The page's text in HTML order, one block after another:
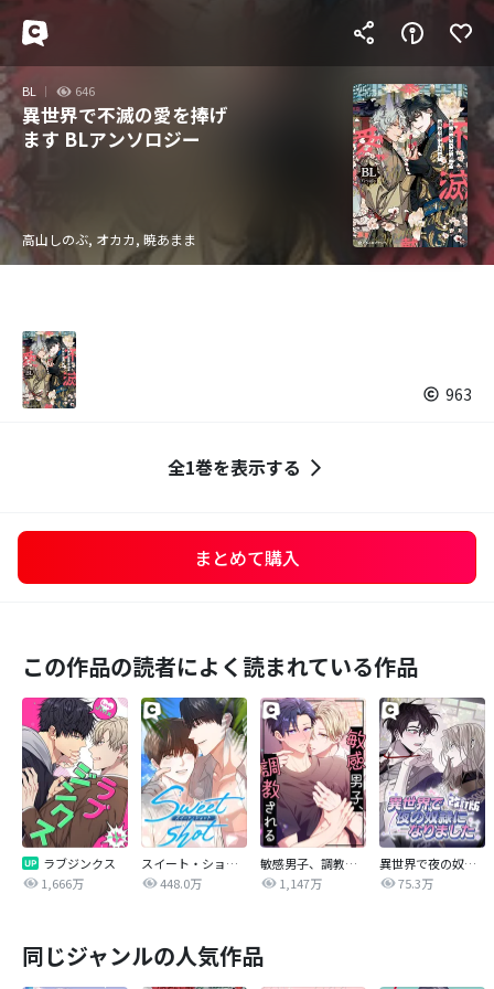
BL 646
異世界で不滅の愛を捧げ
ます BLアンソロジー
高山しのぶ, オカカ, 暁あまま
963
全1巻を表示する
まとめて購入
この作品の読者によく読まれている作品
ラブジンクス
1,666万
スイート・ショット
448.0万
敏感男子、調教される
1,147万
異世界で夜の奴隷になりました【改訂版】
75.3万
同じジャンルの人気作品